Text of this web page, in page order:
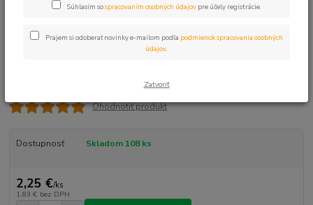
Ohodnotiť produkt
Dostupnosť Skladom 108 ks
2,25 €/ks
1,83 € bez DPH
Súhlasím sospracovaním osobných údajov pre účely registrácie.
Prajem si odoberať novinky e-mailom podľa podmienok spracovania osobných
údajov
Zatvoriť